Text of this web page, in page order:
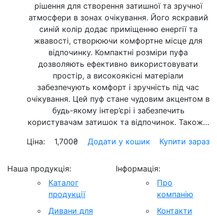
рішення для створення затишної та зручної
атмосфери в зонах очікування. Його яскравий
синій колір додає приміщенню енергії та
жвавості, створюючи комфортне місце для
відпочинку. Компактні розміри пуфа
дозволяють ефективно використовувати
простір, а високоякісні матеріали
забезпечують комфорт і зручність під час
очікування. Цей пуф стане чудовим акцентом в
будь-якому інтер’єрі і забезпечить
користувачам затишок та відпочинок. Також…
Ціна:
1,700₴ Додати у кошик Купити зараз
Наша продукція:
Каталог
продукції
Дивани для
Інформація:
Про
компанію
Контакти